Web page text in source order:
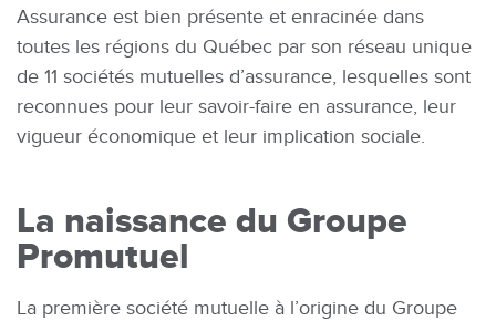
Assurance est bien présente et enracinée dans
toutes les régions du Québec par son réseau unique
de 11 sociétés mutuelles d’assurance, lesquelles sont
reconnues pour leur savoir-faire en assurance, leur
vigueur économique et leur implication sociale.
La naissance du Groupe
Promutuel
La première société mutuelle à l’origine du Groupe